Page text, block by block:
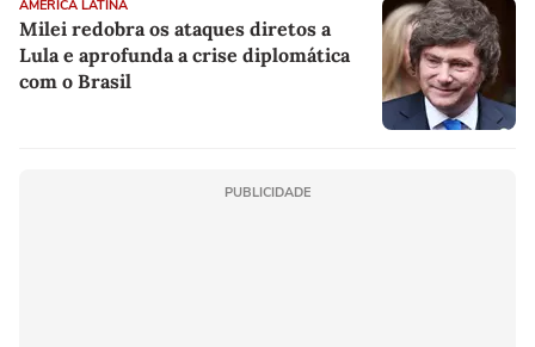
AMÉRICA LATINA
Milei redobra os ataques diretos a
Lula e aprofunda a crise diplomática
com o Brasil
PUBLICIDADE